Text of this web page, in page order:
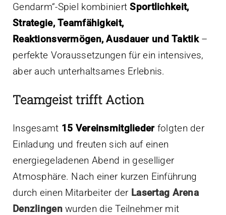
Gendarm“-Spiel kombiniertSportlichkeit,
Strategie, Teamfähigkeit,
Reaktionsvermögen, Ausdauer und Taktik–
perfekte Voraussetzungen für ein intensives,
aber auch unterhaltsames Erlebnis.
Teamgeist trifft Action
Insgesamt 15 Vereinsmitgliederfolgten der
Einladung und freuten sich auf einen
energiegeladenen Abend in geselliger
Atmosphäre. Nach einer kurzen Einführung
durch einen Mitarbeiter der Lasertag Arena
Denzlingenwurden die Teilnehmer mit